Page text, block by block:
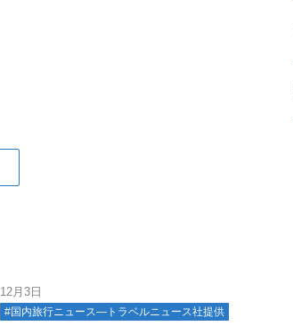
12月3日
#国内旅行ニュース―トラベルニュース社提供